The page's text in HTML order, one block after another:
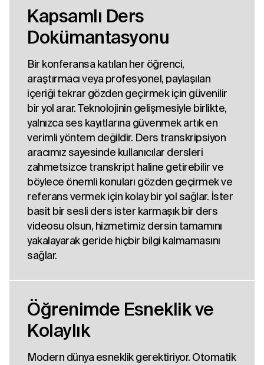
Kapsamlı Ders
Dokümantasyonu
Bir konferansa katılan her öğrenci,
araştırmacı veya profesyonel, paylaşılan
içeriği tekrar gözden geçirmek için güvenilir
bir yol arar. Teknolojinin gelişmesiyle birlikte,
yalnızca ses kayıtlarına güvenmek artık en
verimli yöntem değildir. Ders transkripsiyon
aracımız sayesinde kullanıcılar dersleri
zahmetsizce transkript haline getirebilir ve
böylece önemli konuları gözden geçirmek ve
referans vermek için kolay bir yol sağlar. İster
basit bir sesli ders ister karmaşık bir ders
videosu olsun, hizmetimiz dersin tamamını
yakalayarak geride hiçbir bilgi kalmamasını
sağlar.
Öğrenimde Esneklik ve
Kolaylık
Modern dünya esneklik gerektiriyor. Otomatik